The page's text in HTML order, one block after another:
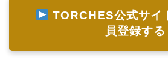
TORCHES公式サイ
員登録する